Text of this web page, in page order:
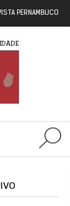
PERNAMBUCO